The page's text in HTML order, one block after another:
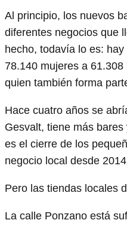
Al principio, los nuevos
diferentes negocios que
hecho, todavía lo es:
78.140 mujeres a
quien también forma
Hace cuatro años se
Gesvalt, tiene más
es el cierre de los
negocio local desde
Pero las tiendas locales
La calle Ponzano está